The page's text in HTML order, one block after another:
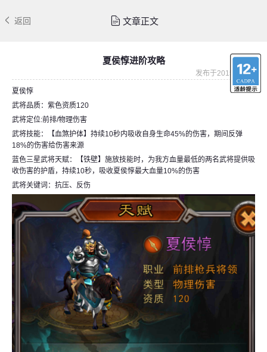
返回 文章正文
夏侯惇进阶攻略
发布于2015-08-25
夏侯惇
武将品质：紫色资质120
武将定位:前排/物理伤害
武将技能：【血煞护体】持续10秒内吸收自身生命45%的伤害，期间反弹
18%的伤害给伤害来源
蓝色三星武将天赋：【铁壁】施放技能时，为我方血量最低的两名武将提供吸
收伤害的护盾，持续10秒，吸收夏侯惇最大血量10%的伤害
武将关键词：抗压、反伤